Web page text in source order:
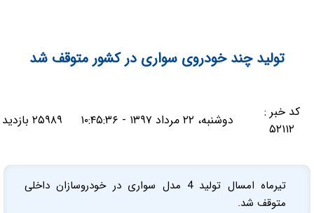
تولید چند خودروی سواری در کشور متوقف شد
کد خبر :
۵۲۱۱۲
دوشنبه، ۲۲ مرداد ۱۳۹۷ - ۱۰:۴۵:۳۶ ۲۵۹۸۹ بازدید
تیرماه امسال تولید 4 مدل سواری در خودروسازان داخلی
متوقف شد.